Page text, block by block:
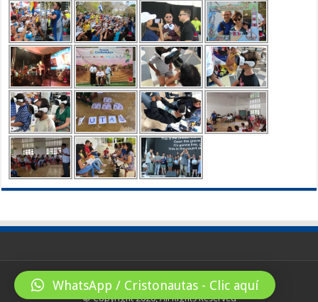
© Copyright 2026, All Rights Reserved
WhatsApp / Cristonautas - Clic aquí